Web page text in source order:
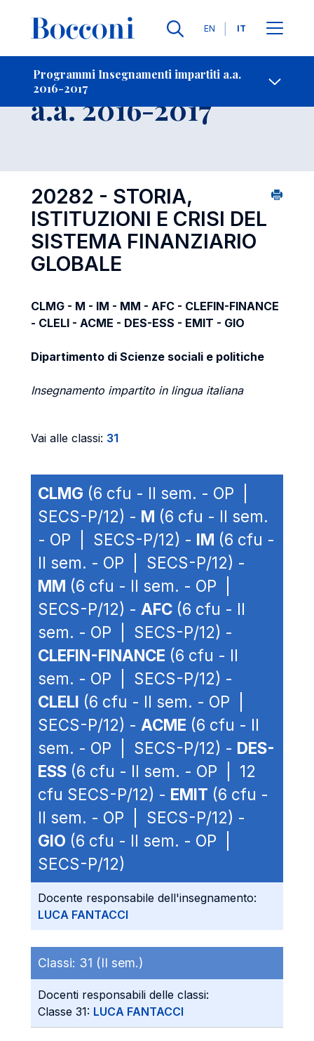
Lingue
EN IT
Programmi Insegnamenti impartiti a.a.
2016-2017
-
Insegnamento
a.a. 2016-2017
20282 - STORIA,
ISTITUZIONI E CRISI DEL
SISTEMA FINANZIARIO
GLOBALE
CLMG - M - IM - MM - AFC - CLEFIN-FINANCE
- CLELI - ACME - DES-ESS - EMIT - GIO
Dipartimento di Scienze sociali e politiche
Insegnamento impartito in lingua italiana
Vai alle classi: 31
CLMG (6 cfu - II sem. - OP |
SECS-P/12) - M (6 cfu - II sem.
- OP | SECS-P/12) - IM (6 cfu -
II sem. - OP | SECS-P/12) -
MM (6 cfu - II sem. - OP |
SECS-P/12) - AFC (6 cfu - II
sem. - OP | SECS-P/12) -
CLEFIN-FINANCE (6 cfu - II
sem. - OP | SECS-P/12) -
CLELI (6 cfu - II sem. - OP |
SECS-P/12) - ACME (6 cfu - II
sem. - OP | SECS-P/12) - DES-
ESS (6 cfu - II sem. - OP | 12
cfu SECS-P/12) - EMIT (6 cfu -
II sem. - OP | SECS-P/12) -
GIO (6 cfu - II sem. - OP |
SECS-P/12)
Docente responsabile dell'insegnamento:
LUCA FANTACCI
Classi: 31 (II sem.)
Docenti responsabili delle classi:
Classe 31: LUCA FANTACCI